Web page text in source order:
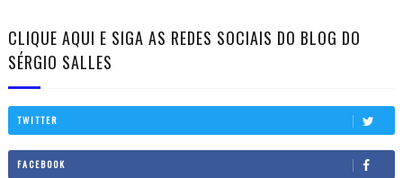
CLIQUE AQUI E SIGA AS REDES SOCIAIS DO BLOG DO
SÉRGIO SALLES
TWITTER
FACEBOOK